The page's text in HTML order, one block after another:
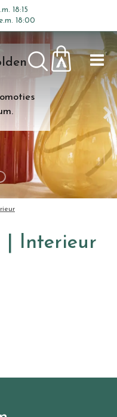
18:15
18:00
| Interieur